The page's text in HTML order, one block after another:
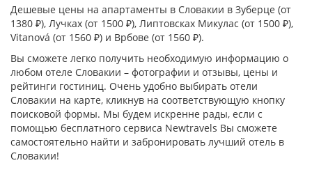
Дешевые цены на апартаменты в Словакии в Зуберце (от
1380 ₽), Лучках (от 1500 ₽), Липтовсках Микулас (от 1500 ₽),
Vitanová (от 1560 ₽) и Врбове (от 1560 ₽).
Вы сможете легко получить необходимую информацию о
любом отеле Словакии – фотографии и отзывы, цены и
рейтинги гостиниц. Очень удобно выбирать отели
Словакии на карте, кликнув на соответствующую кнопку
поисковой формы. Мы будем искренне рады, если с
помощью бесплатного сервиса Newtravels Вы сможете
самостоятельно найти и забронировать лучший отель в
Словакии!